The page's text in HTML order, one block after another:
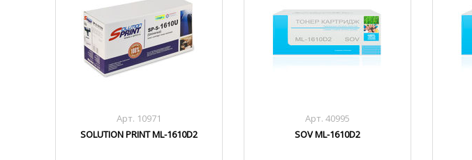
Арт. 10971
SOLUTION PRINT ML-1610D2
Арт. 40995
SOV ML-1610D2